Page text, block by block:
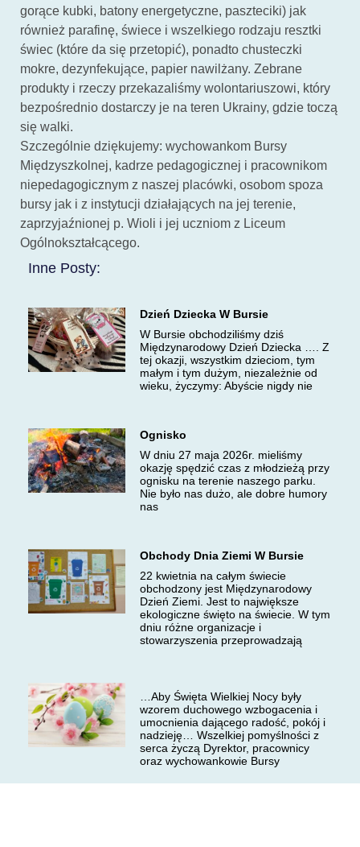
gorące kubki, batony energetyczne, paszteciki) jak
również parafinę, świece i wszelkiego rodzaju resztki
świec (które da się przetopić), ponadto chusteczki
mokre, dezynfekujące, papier nawilżany. Zebrane
produkty i rzeczy przekazaliśmy wolontariuszowi, który
bezpośrednio dostarczy je na teren Ukrainy, gdzie toczą
się walki.
Szczególnie dziękujemy: wychowankom Bursy
Międzyszkolnej, kadrze pedagogicznej i pracownikom
niepedagogicznym z naszej placówki, osobom spoza
bursy jak i z instytucji działających na jej terenie,
zaprzyjaźnionej p. Wioli i jej uczniom z Liceum
Ogólnokształcącego.
Inne Posty:
Dzień Dziecka W Bursie
W Bursie obchodziliśmy dziś
Międzynarodowy Dzień Dziecka …. Z
tej okazji, wszystkim dzieciom, tym
małym i tym dużym, niezależnie od
wieku, życzymy: Abyście nigdy nie
Ognisko
W dniu 27 maja 2026r. mieliśmy
okazję spędzić czas z młodzieżą przy
ognisku na terenie naszego parku.
Nie było nas dużo, ale dobre humory
nas
Obchody Dnia Ziemi W Bursie
22 kwietnia na całym świecie
obchodzony jest Międzynarodowy
Dzień Ziemi. Jest to największe
ekologiczne święto na świecie. W tym
dniu różne organizacje i
stowarzyszenia przeprowadzają
…Aby Święta Wielkiej Nocy były
wzorem duchowego wzbogacenia i
umocnienia dającego radość, pokój i
nadzieję… Wszelkiej pomyślności z
serca życzą Dyrektor, pracownicy
oraz wychowankowie Bursy